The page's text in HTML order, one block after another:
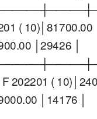
( 10)│81700.00
│29426 │
202201 (
│14176 │